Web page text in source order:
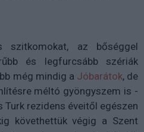
az bőséggel
és legfurcsább szériák
még mindig a Jóbarátok, de
méltó gyöngyszem is -
Turk rezidens éveitől egészen
követhettük végig a Szent